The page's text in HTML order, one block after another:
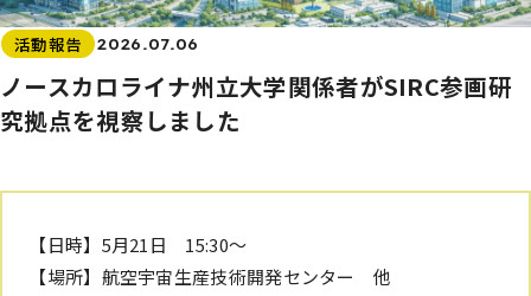
活動報告 2026.07.06
ノースカロライナ州立大学関係者がSIRC参画研
究拠点を視察しました
【日時】5月21日 15:30～
【場所】航空宇宙生産技術開発センター 他